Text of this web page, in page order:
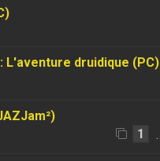
L'aventure druidique (PC)
1